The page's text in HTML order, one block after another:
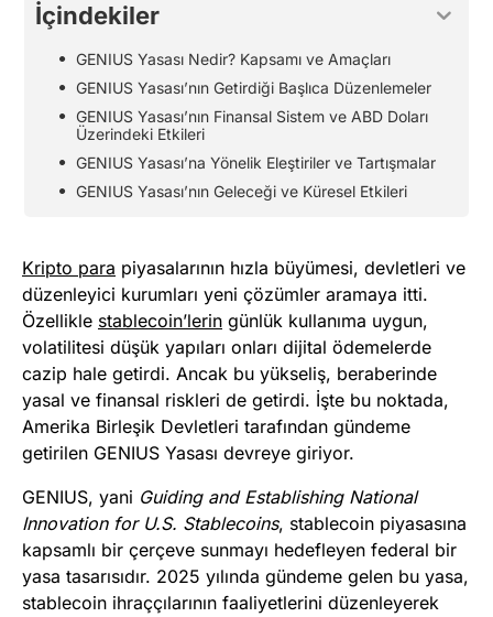
İçindekiler
GENIUS Yasası Nedir? Kapsamı ve Amaçları
GENIUS Yasası’nın Getirdiği Başlıca Düzenlemeler
GENIUS Yasası’nın Finansal Sistem ve ABD Doları
Üzerindeki Etkileri
GENIUS Yasası’na Yönelik Eleştiriler ve Tartışmalar
GENIUS Yasası’nın Geleceği ve Küresel Etkileri
Kripto para piyasalarının hızla büyümesi, devletleri ve
düzenleyici kurumları yeni çözümler aramaya itti.
Özellikle stablecoin’lerin günlük kullanıma uygun,
volatilitesi düşük yapıları onları dijital ödemelerde
cazip hale getirdi. Ancak bu yükseliş, beraberinde
yasal ve finansal riskleri de getirdi. İşte bu noktada,
Amerika Birleşik Devletleri tarafından gündeme
getirilen GENIUS Yasası devreye giriyor.
GENIUS, yani Guiding and Establishing National
Innovation for U.S. Stablecoins, stablecoin piyasasına
kapsamlı bir çerçeve sunmayı hedefleyen federal bir
yasa tasarısıdır. 2025 yılında gündeme gelen bu yasa,
stablecoin ihraççılarının faaliyetlerini düzenleyerek